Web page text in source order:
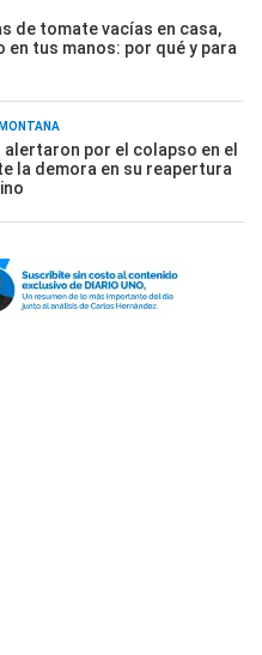
de tomate vacías en casa,
en tus manos: por qué y para
por el colapso en el
la demora en su reapertura